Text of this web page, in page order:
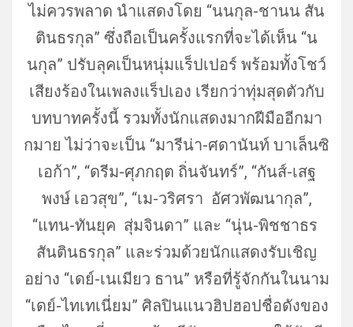
ไม่ควรพลาด นำแสดงโดย “นนกุล-ชานน สัน
ตินธรกุล” ซึ่งถือเป็นครั้งแรกที่จะได้เห็น “น
นกุล” ปรับลุคเป็นหนุ่มแร็ปเปอร์ พร้อมทั้งโชว์
เสียงร้องในเพลงแร็ปเอง เรียกว่าทุ่มสุดตัวกับ
บทบาทครั้งนี้ รวมทั้งนักแสดงมากฝีมืออีกมา
กมาย ไม่ว่าจะเป็น “มารีน่า-ศดานันท์ บาเล็นซิ
เอก้า”, “ดรีม-ศุภกฤต ถิ่นจันทร์”, “กันส์-เสฐ
พงษ์ เอวสุข”, “เม-วริศรา อัศวพัฒนากุล”,
“แทน-ทันยุค สุ่มจินดา” และ “นุ่น-พิชชาธร
สันตินธรกุล” และร่วมด้วยนักแสดงรับเชิญ
อย่าง “เดย์-เนเมียว ธาน” หรือที่รู้จักกันในนาม
“เดย์-ไทเทเนี่ยม” ศิลปินแนวฮิปฮอปชื่อดังของ